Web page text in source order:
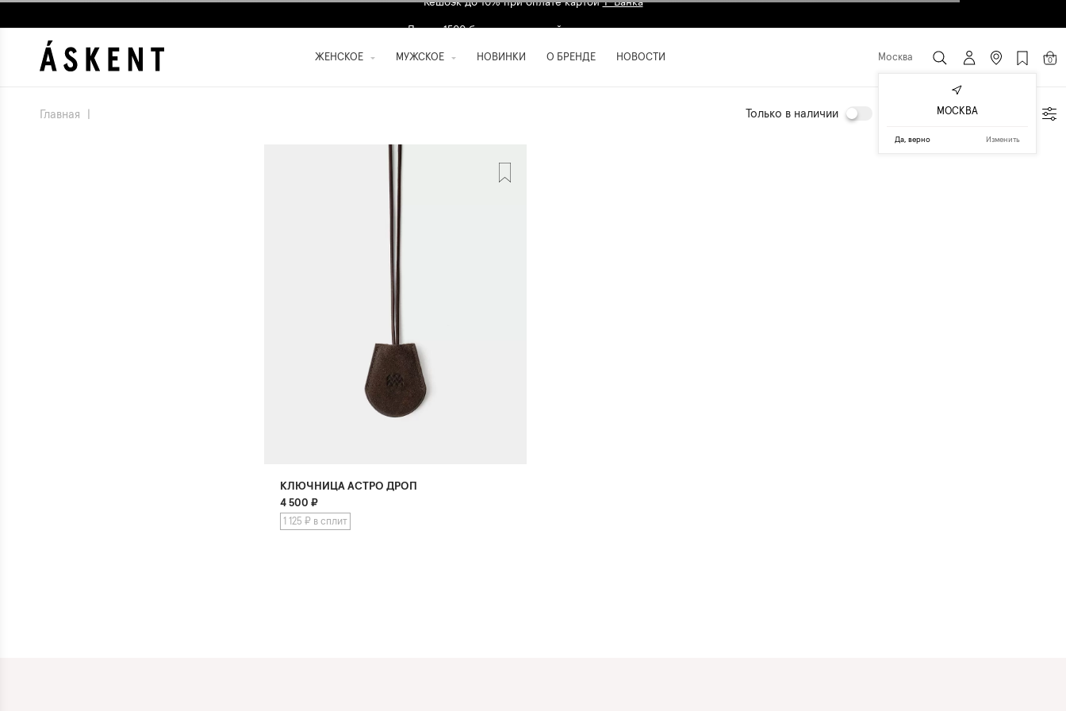
ЖЕНСКОЕ МУЖСКОЕ НОВИНКИ О БРЕНДЕ НОВОСТИ Москва 0
Главная Только в наличии Подбор по параметрам
КЛЮЧНИЦА АСТРО ДРОП
4 500 ₽
1 125 ₽ в сплит
МОСКВА
Да, верно Изменить